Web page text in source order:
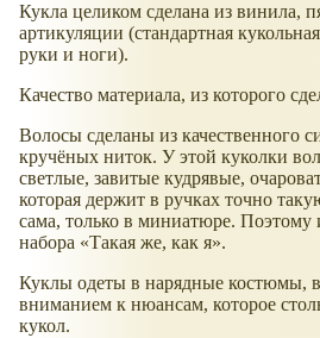
Кукла целиком сделана из винила,
артикуляции (стандартная
руки и ноги).
Качество материала, из которого
Волосы сделаны из качественного
кручёных ниток. У этой куколки
светлые, завитые кудрявые,
которая держит в ручках точно
сама, только в миниатюре. Поэтому
набора
Такая же, как я .
Куклы одеты в нарядные костюмы,
вниманием к нюансам, которое
кукол.